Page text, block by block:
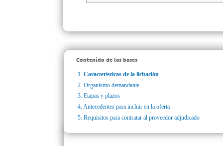
Contenido de las bases
1. Características de la licitación
2. Organismo demandante
3. Etapas y plazos
4. Antecedentes para incluir en la oferta
5. Requisitos para contratar al proveedor adjudicado